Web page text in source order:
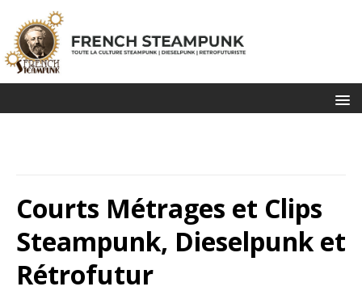
Courts Métrages et Clips
Steampunk, Dieselpunk et
Rétrofutur